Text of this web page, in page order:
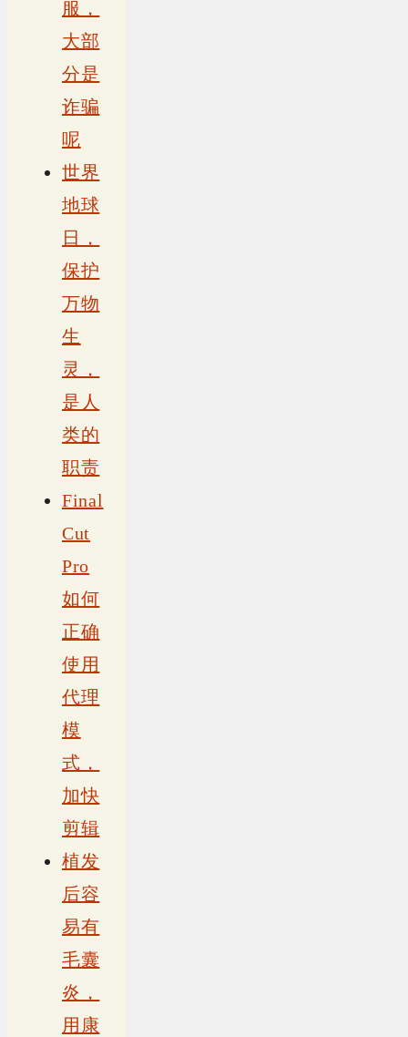
服，
大部
分是
诈骗
呢
世界
地球
日，
保护
万物
生
灵，
是人
类的
职责
Final
Cut
Pro
如何
正确
使用
代理
模
式，
加快
剪辑
植发
后容
易有
毛囊
炎，
用康